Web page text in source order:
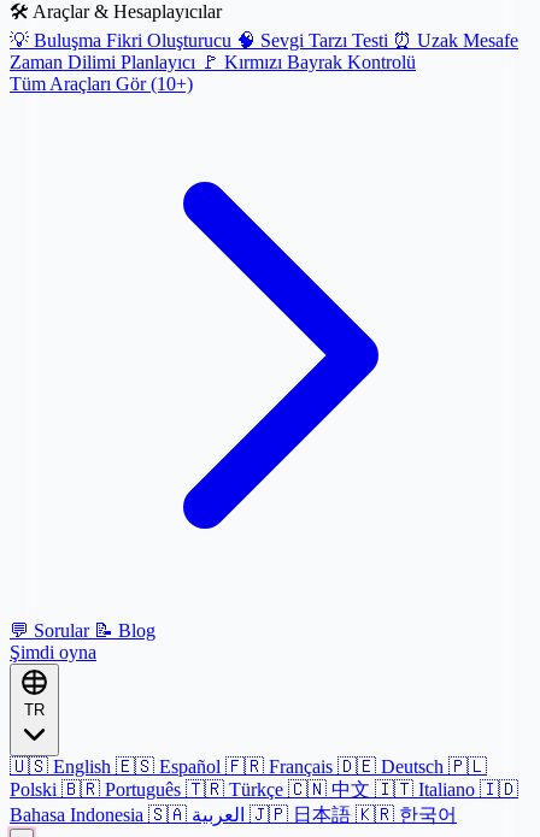
🛠️ Araçlar & Hesaplayıcılar
💡 Buluşma Fikri Oluşturucu 🧠 Sevgi Tarzı Testi ⏰ Uzak Mesafe
Zaman Dilimi Planlayıcı
🚩 Kırmızı Bayrak Kontrolü
Tüm Araçları Gör (10+)
💬 Sorular 📝 Blog
Şimdi oyna
TR
🇺🇸 English 🇪🇸 Español 🇫🇷 Français 🇩🇪 Deutsch 🇵🇱
Polski 🇧🇷 Português 🇹🇷 Türkçe 🇨🇳 中文 🇮🇹 Italiano 🇮🇩
Bahasa Indonesia 🇸🇦 🇯🇵 日本語 🇰🇷 한국어